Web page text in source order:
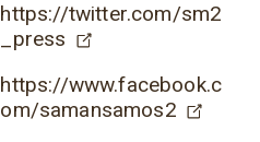
https://twitter.com/sm2
_press
https://www.facebook.c
om/samansamos2